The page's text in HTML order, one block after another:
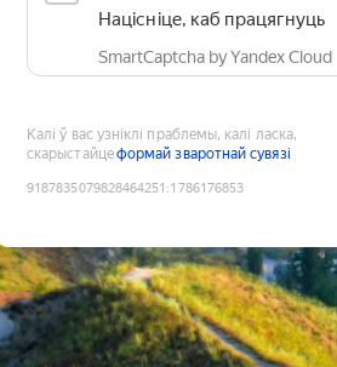
Націсніце, каб працягнуць
SmartCaptcha by Yandex Cloud
Калі ў вас узніклі праблемы, калі ласка,
скарыстайцеформай зваротнай сувязі
9187835079828464251 :1786176853